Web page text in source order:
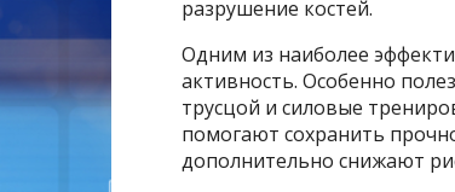
разрушение костей.
Одним из наиболее
активность. Особенно
трусцой и силовые
помогают сохранить
дополнительно снижают